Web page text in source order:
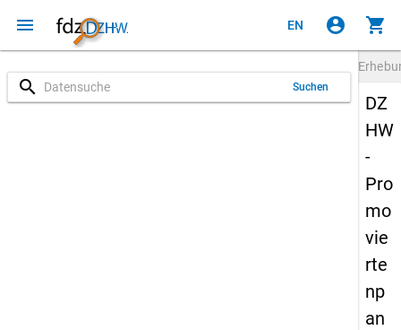
menu EN account_circle shopping_cart
search Suchen
DZ
HW
-
Pro
mo
vie
rte
np
an